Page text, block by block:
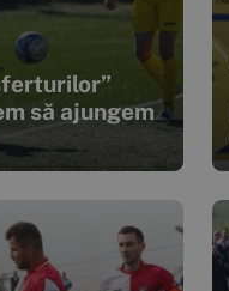
să ajungem